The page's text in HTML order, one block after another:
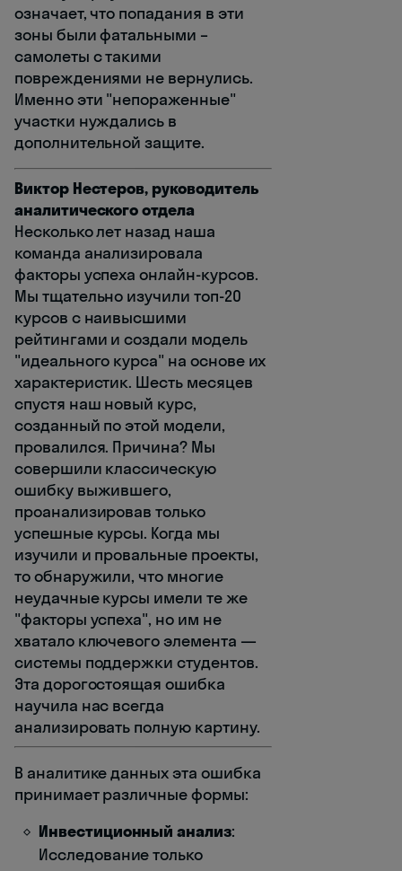
означает, что попадания в эти
зоны были фатальными –
самолеты с такими
повреждениями не вернулись.
Именно эти "непораженные"
участки нуждались в
дополнительной защите.
Виктор Нестеров, руководитель
аналитического отдела
Несколько лет назад наша
команда анализировала
факторы успеха онлайн-курсов.
Мы тщательно изучили топ-20
курсов с наивысшими
рейтингами и создали модель
"идеального курса" на основе их
характеристик. Шесть месяцев
спустя наш новый курс,
созданный по этой модели,
провалился. Причина? Мы
совершили классическую
ошибку выжившего,
проанализировав только
успешные курсы. Когда мы
изучили и провальные проекты,
то обнаружили, что многие
неудачные курсы имели те же
"факторы успеха", но им не
хватало ключевого элемента —
системы поддержки студентов.
Эта дорогостоящая ошибка
научила нас всегда
анализировать полную картину.
В аналитике данных эта ошибка
принимает различные формы:
Инвестиционный анализ:
Исследование только